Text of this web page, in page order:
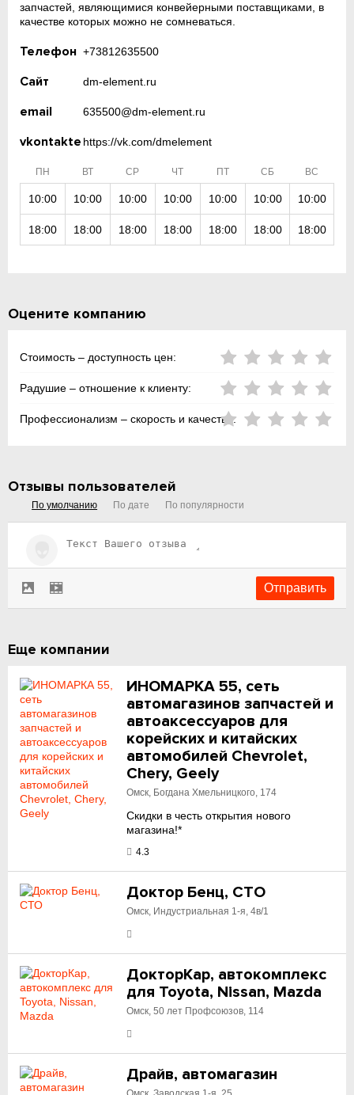
запчастей, являющимися конвейерными поставщиками, в
качестве которых можно не сомневаться.
Телефон +73812635500
Сайт dm-element.ru
email 635500@dm-element.ru
vkontakte https://vk.com/dmelement
ПН ВТ СР ЧТ ПТ СБ ВС
10:00 10:00 10:00 10:00 10:00 10:00 10:00
18:00 18:00 18:00 18:00 18:00 18:00 18:00
Оцените компанию
Стоимость – доступность цен:
Радушие – отношение к клиенту:
Профессионализм – скорость и качество:
Отзывы пользователей
По умолчанию По дате По популярности
Еще компании
ИНОМАРКА 55, сеть
автомагазинов запчастей и
автоаксессуаров для
корейских и китайских
автомобилей Chevrolet,
Chery, Geely
Омск, Богдана Хмельницкого, 174
Скидки в честь открытия нового
магазина!*
4.3
Доктор Бенц, СТО
Омск, Индустриальная 1-я, 4в/1
ДокторКар, автокомплекс
для Toyota, Nissan, Mazda
Омск, 50 лет Профсоюзов, 114
Драйв, автомагазин